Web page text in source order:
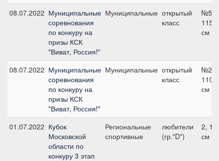
08.07.2022 Муниципальные
соревнования
по конкуру на
призы КСК
"Виват, Россия!"
Муниципальные открытый
класс
№5,
115
см
08.07.2022 Муниципальные
соревнования
по конкуру на
призы КСК
"Виват, Россия!"
Муниципальные открытый
класс
№2,
110
см
01.07.2022 Кубок
Московской
области по
конкуру 3 этап
Региональные
спортивные
любители
(гр."D")
2,
см